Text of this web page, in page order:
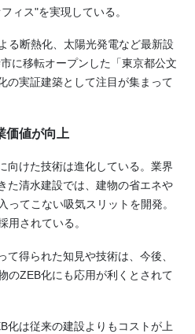
ィス"を実現している。
る断熱化、太陽光発電など最新設
に移転オープンした「東京都公文
の実証建築として注目が集まって
価値が向上
向けた技術は進化している。業界
た清水建設では、建物の省エネや
ってこない吸気スリットを開発。
用されている。
て得られた知見や技術は、今後、
のZEB化にも応用が利くとされて
化は従来の建設よりもコストが上